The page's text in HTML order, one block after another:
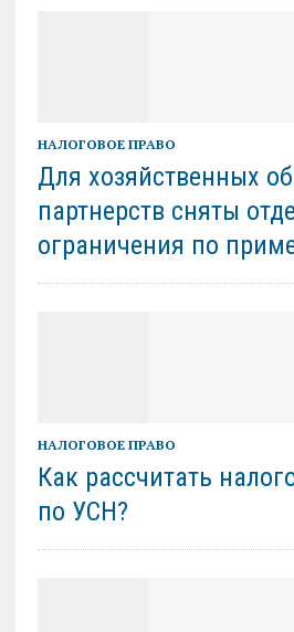
НАЛОГОВОЕ ПРАВО
Для хозяйственных
партнерств сняты
ограничения по
НАЛОГОВОЕ ПРАВО
Как рассчитать
по УСН?